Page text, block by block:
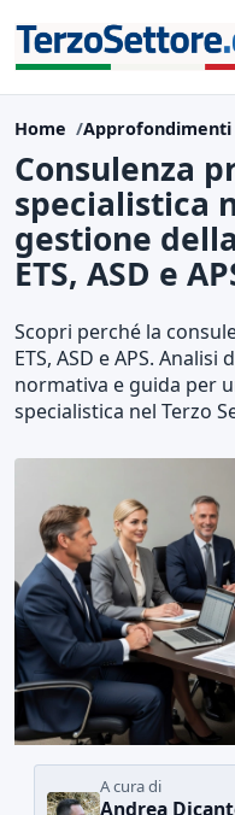
Home Approfondimenti
Consulenza
specialistica
gestione
ETS, ASD e
Scopri perché la
ETS, ASD e APS.
normativa e guida per
specialistica nel Terzo
A cura di
Andrea